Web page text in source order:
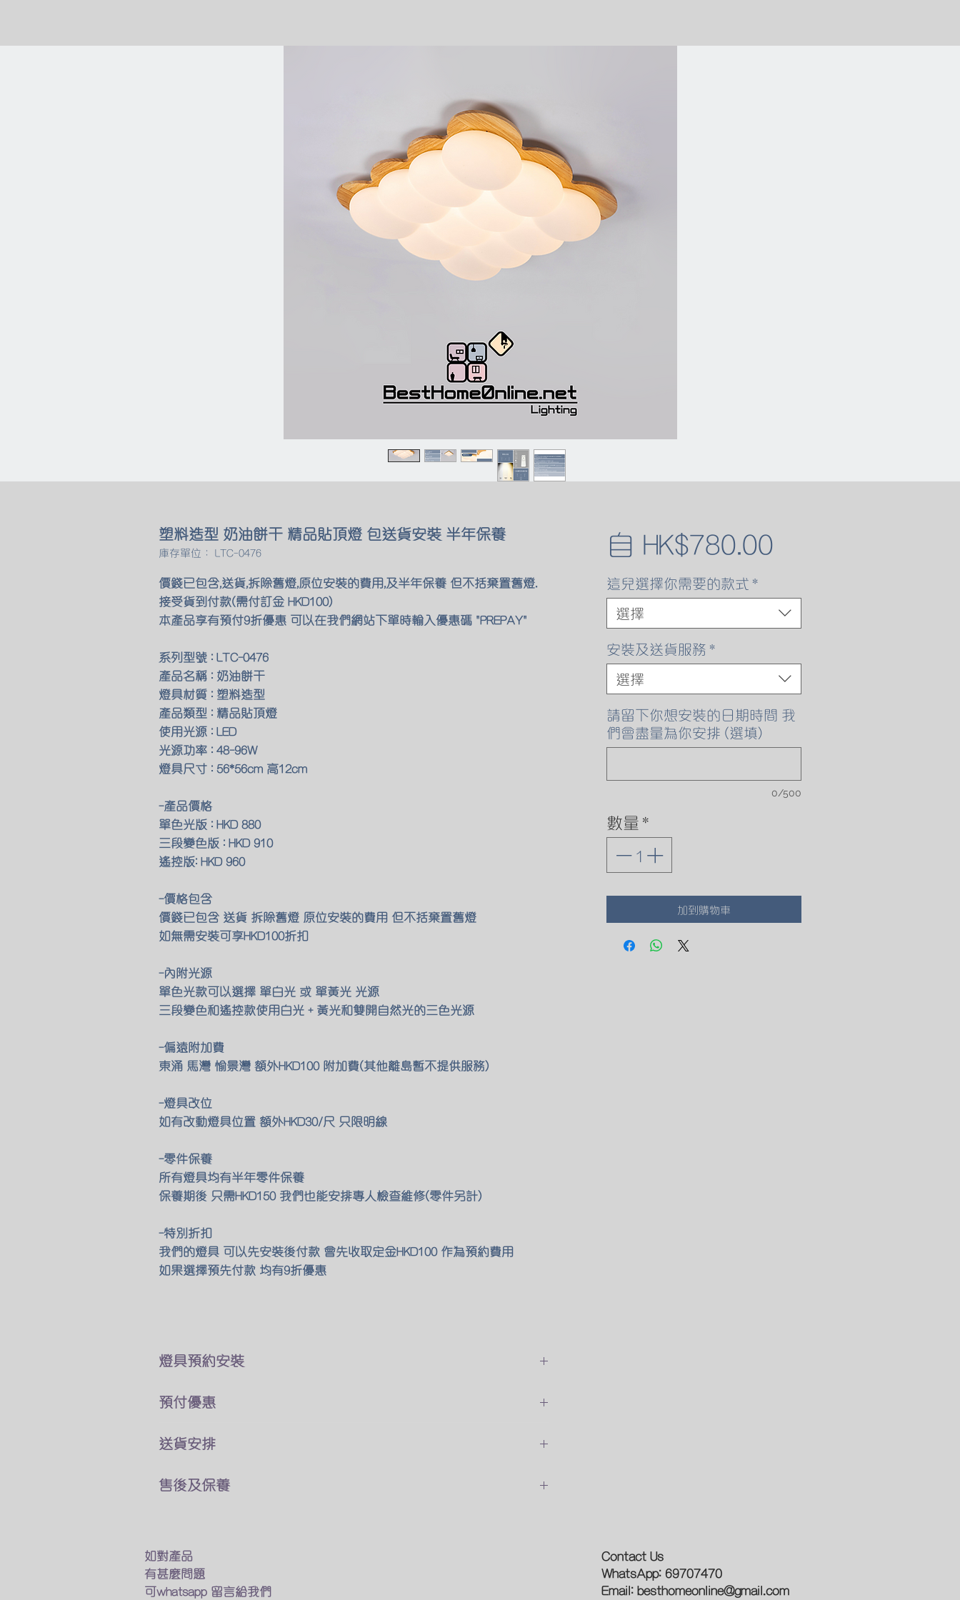
塑料造型 奶油餅干 精品貼頂燈 包送貨安裝 半年保養
庫存單位： LTC-0476
價錢已包含,送貨,拆除舊燈,原位安裝的費用,及半年保養 但不括棄置舊燈.
接受貨到付款(需付訂金 HKD100)
本產品享有預付9折優惠 可以在我們網站下單時輸入優惠碼 "PREPAY"
系列型號 : LTC-0476
產品名稱 : 奶油餅干
燈具材質 : 塑料造型
產品類型 : 精品貼頂燈
使用光源 : LED
光源功率 : 48-96W
燈具尺寸 : 56*56cm 高12cm
-產品價格
單色光版 : HKD 880
三段變色版 : HKD 910
遙控版: HKD 960
-價格包含
價錢已包含 送貨 拆除舊燈 原位安裝的費用 但不括棄置舊燈
如無需安裝可享HKD100折扣
-內附光源
單色光款可以選擇 單白光 或 單黃光 光源
三段變色和遙控款使用白光 + 黃光和雙開自然光的三色光源
-偏遠附加費
東涌 馬灣 愉景灣 額外HKD100 附加費(其他離島暫不提供服務)
-燈具改位
如有改動燈具位置 額外HKD30/尺 只限明線
-零件保養
所有燈具均有半年零件保養
保養期後 只需HKD150 我們也能安排專人檢查維修(零件另計)
-特別折扣
我們的燈具 可以先安裝後付款 會先收取定金HKD100 作為預約費用
如果選擇預先付款 均有9折優惠
​燈具預約安裝
價錢巳經包了折除舊燈 及原位安裝的費用
費用可於安裝後付現
如有其他疑問及特別安裝需求
​觀迎找我們的客戶服務業員討論
預付優惠
及預先付款兩種付款方式
預先付款可享有9折優惠
Payme
Wechat Pay
​支付寶(香港)
送貨安排
專人送貨上門 馬上進行安裝
我們的專業人員也會送貨上門
在閣下面前試用燈具
確保送到你手的貨品能完美運作
售後及保養
我們會有專人上門維修及更換
保養期後如果需要維修及更換光源
自 HK$780.00促
價
這兒選擇你需要的款式 *
選擇
安裝及送貨服務 *
選擇
請留下你想安裝的日期時間 我
們會盡量為你安排 (選填)
0/500
數量 *
加到購物車
如對產品
有甚麼問題
可whatsapp 留言給我們
Contact Us
WhatsApp: 69707470
Email: besthomeonline@gmail.com